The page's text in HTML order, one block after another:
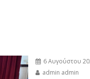
6 Αυγούστου
admin admin